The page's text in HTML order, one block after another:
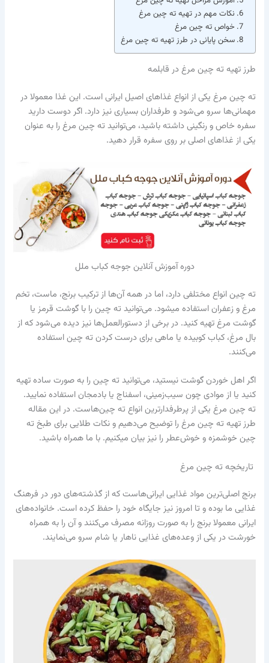
نکات مهم در تهیه ته چین مرغ
خواص ته چین مرغ
سخن پایانی در طرز تهیه ته چین مرغ
طرز تهیه ته چین مرغ در قابلمه
ته‌ چین مرغ یکی از انواع غذاهای اصیل ایرانی است. این غذا معمولا در
مهمانی‌ها سرو می‌شود و طرفداران بسیاری نیز دارد. اگر دوست دارید
سفره خاص و رنگینی داشته باشید، می‌توانید ته‌ چین مرغ را به عنوان
یکی از غذاهای اصلی بر روی سفره قرار دهید.
دوره آموزش آنلاین جوجه کباب ملل
ته چین انواع مختلفی دارد، اما در همه آن‌ها از ترکیب برنج، ماست، تخم
مرغ و زعفران استفاده می‎شود. می‌توانید ته چین را با گوشت قرمز یا
گوشت مرغ تهیه کنید. در برخی از دستورالعمل‌ها نیز دیده می‌شود که از
بال مرغ، کباب کوبیده یا ماهی برای درست کردن ته چین استفاده
می‌کنند.
اگر اهل خوردن گوشت نیستید، می‌توانید ته چین را به صورت ساده تهیه
کنید یا از موادی چون سیب‌زمینی، اسفناج یا بادمجان استفاده نمایید.
ته چین مرغ یکی از پرطرفدارترین انواع ته چین‌هاست. در این مقاله
طرز تهیه ته چین مرغ را توضیح می‌دهیم و نکات طلایی برای طبخ ته
چین خوشمزه و خوش‌عطر را نیز بیان می‎‏‏کنیم. با ما همراه باشید.
تاریخچه ته چین مرغ
برنج اصلی‌ترین مواد غذایی ایرانی‌هاست که از گذشته‌های دور در فرهنگ
غذایی ما بوده و تا امروز نیز جایگاه خود را حفظ کرده است. خانواده‌های
ایرانی معمولا برنج را به صورت روزانه مصرف می‌کنند و آن را به همراه
خورشت در یکی از وعده‌های غذایی ناهار یا شام سرو می‌نمایند.